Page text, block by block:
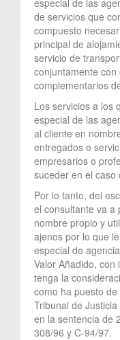
de servicios que
compuesto
principal de
servicio de
conjuntamente
complementarios
Los servicios a los
especial de las
al cliente en
entregados o
empresarios o
suceder en el caso
Por lo tanto, del
el consultante va a
nombre propio y
ajenos por lo que
especial de
Valor Añadido,
tenga la
como ha puesto
Tribunal de
en la sentencia de
308/96 y C-94/97.